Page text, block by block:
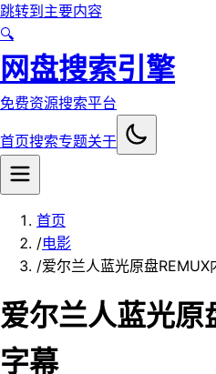
跳转到主要内容
🔍
网盘搜索引擎
免费资源搜索平台
首页搜索专题关于
首页
/电影
/爱尔兰人蓝光原盘REMUX
爱尔兰人蓝光原
字幕